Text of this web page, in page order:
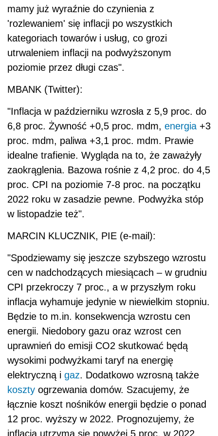
mamy już wyraźnie do czynienia z
'rozlewaniem' się inflacji po wszystkich
kategoriach towarów i usług, co grozi
utrwaleniem inflacji na podwyższonym
poziomie przez długi czas".
MBANK (Twitter):
"Inflacja w październiku wzrosła z 5,9 proc. do
6,8 proc. Żywność +0,5 proc. mdm, energia +3
proc. mdm, paliwa +3,1 proc. mdm. Prawie
idealne trafienie. Wygląda na to, że zaważyły
zaokrąglenia. Bazowa rośnie z 4,2 proc. do 4,5
proc. CPI na poziomie 7-8 proc. na początku
2022 roku w zasadzie pewne. Podwyżka stóp
w listopadzie też".
MARCIN KLUCZNIK, PIE (e-mail):
"Spodziewamy się jeszcze szybszego wzrostu
cen w nadchodzących miesiącach – w grudniu
CPI przekroczy 7 proc., a w przyszłym roku
inflacja wyhamuje jedynie w niewielkim stopniu.
Będzie to m.in. konsekwencja wzrostu cen
energii. Niedobory gazu oraz wzrost cen
uprawnień do emisji CO2 skutkować będą
wysokimi podwyżkami taryf na energię
elektryczną i gaz. Dodatkowo wzrosną także
koszty ogrzewania domów. Szacujemy, że
łącznie koszt nośników energii będzie o ponad
12 proc. wyższy w 2022. Prognozujemy, że
inflacja utrzyma się powyżej 5 proc. w 2022